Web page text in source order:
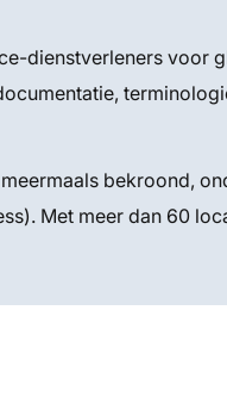
dienstverleners voor
bekroond,
Met meer dan 60